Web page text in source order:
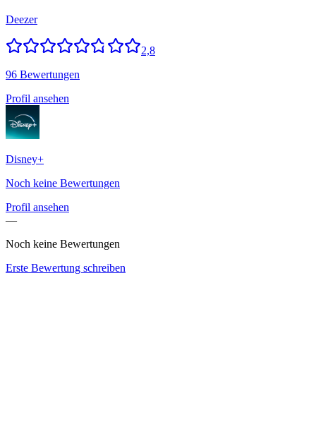
Deezer
2,8
96 Bewertungen
Profil ansehen
Disney+
Noch keine Bewertungen
Profil ansehen
—
Noch keine Bewertungen
Erste Bewertung schreiben